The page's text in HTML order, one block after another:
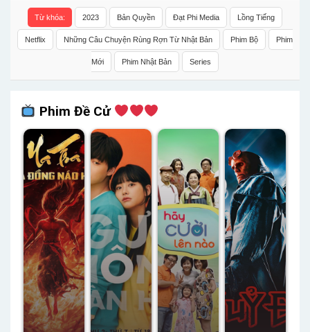
Từ khóa: 2023 Bản Quyền Đạt Phi Media Lồng Tiếng
Netflix Những Câu Chuyện Rùng Rợn Từ Nhật Bản Phim Bộ Phim
Mới Phim Nhật Bản Series
Phim Đề Cử